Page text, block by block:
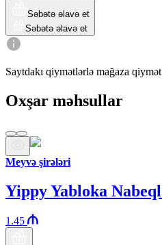
Səbətə əlavə et
Səbətə əlavə et
Saytdakı qiymətlərlə mağaza
Oxşar məhsullar
Meyvə şirələri
Yippy Yabloka
1.45